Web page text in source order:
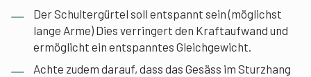
Der Schultergürtel soll entspannt sein (möglichst
lange Arme) Dies verringert den Kraftaufwand und
ermöglicht ein entspanntes Gleichgewicht.
Achte zudem darauf, dass das Gesäss im Sturzhang